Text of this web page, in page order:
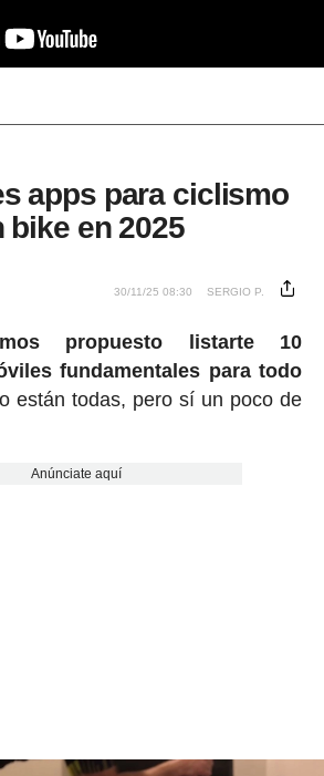
apps para ciclismo
en 2025
30/11/25 08:30 SERGIO P.
propuesto listarte 10
fundamentales para todo
están todas, pero sí un poco de
Anúnciate aquí